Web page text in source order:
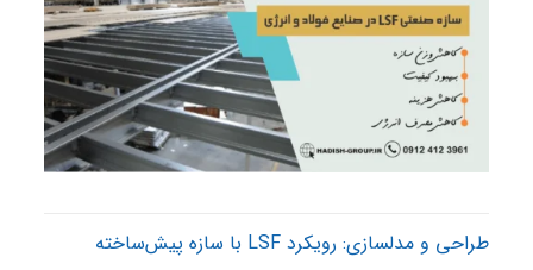
طراحی و مدلسازی: رویکرد LSF با سازه پیش‌ساخته